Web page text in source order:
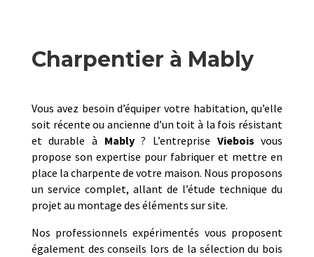
Charpentier à Mably
Vous avez besoin d’équiper votre habitation, qu’elle
soit récente ou ancienne d’un toit à la fois résistant
et durable à Mably? L’entreprise Viebois vous
propose son expertise pour fabriquer et mettre en
place la charpente de votre maison. Nous proposons
un service complet, allant de l’étude technique du
projet au montage des éléments sur site.
Nos professionnels expérimentés vous proposent
également des conseils lors de la sélection du bois